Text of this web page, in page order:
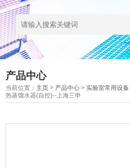
产品中心
当前位置： 主页 > 产品中心 >实验室常用设备
热蒸馏水器(自控)--上海三申